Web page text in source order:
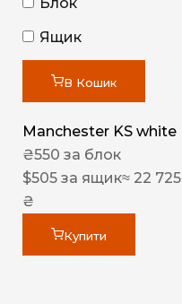
Ящик
В Кошик
Manchester KS white
₴550 за блок
$505 за ящик≈ 22 725
₴
Купити